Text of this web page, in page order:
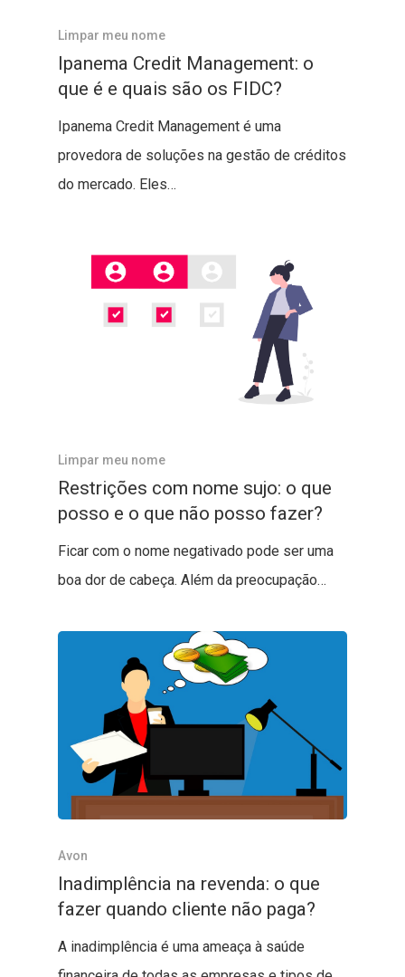
Limpar meu nome
Ipanema Credit Management: o
que é e quais são os FIDC?
Ipanema Credit Management é uma
provedora de soluções na gestão de créditos
do mercado. Eles…
Limpar meu nome
Restrições com nome sujo: o que
posso e o que não posso fazer?
Ficar com o nome negativado pode ser uma
boa dor de cabeça. Além da preocupação…
Avon
Inadimplência na revenda: o que
fazer quando cliente não paga?
A inadimplência é uma ameaça à saúde